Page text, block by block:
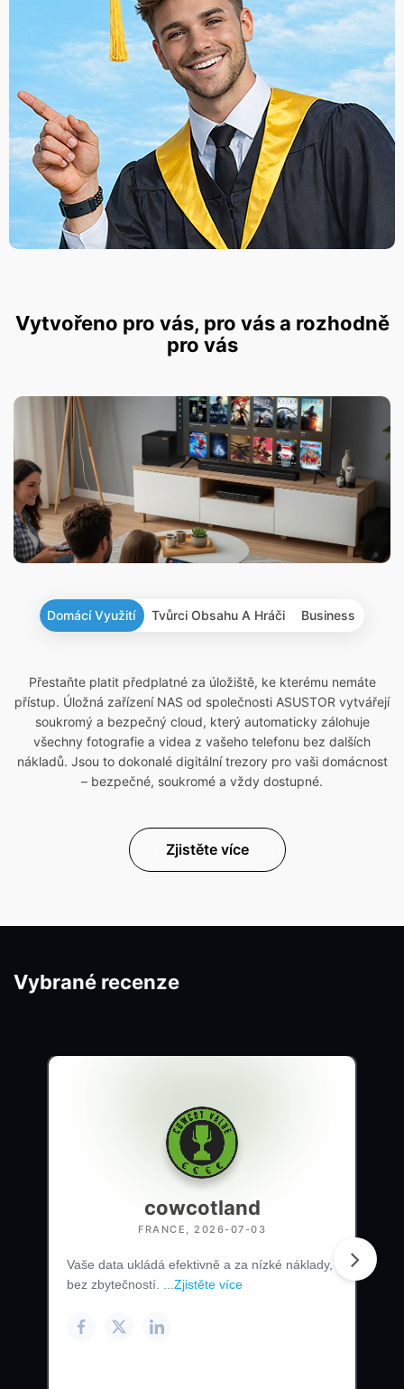
Vytvořeno pro vás, pro vás a rozhodně
pro vás
Domácí Využití Tvůrci Obsahu A Hráči Business
Přestaňte platit předplatné za úložiště, ke kterému nemáte
přístup. Úložná zařízení NAS od společnosti ASUSTOR vytvářejí
soukromý a bezpečný cloud, který automaticky zálohuje
všechny fotografie a videa z vašeho telefonu bez dalších
nákladů. Jsou to dokonalé digitální trezory pro vaši domácnost
– bezpečné, soukromé a vždy dostupné.
Zjistěte více
Vybrané recenze
cowcotland
FRANCE, 2026-07-03
Vaše data ukládá efektivně a za nízké náklady,
bez zbytečností. ... Zjistěte více